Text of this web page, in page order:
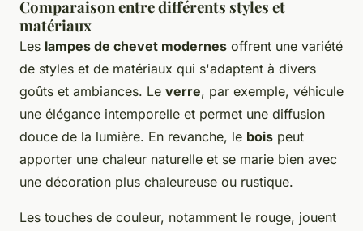
Comparaison entre différents styles et
matériaux
Les lampes de chevet modernes offrent une variété
de styles et de matériaux qui s'adaptent à divers
goûts et ambiances. Le verre, par exemple, véhicule
une élégance intemporelle et permet une diffusion
douce de la lumière. En revanche, le bois peut
apporter une chaleur naturelle et se marie bien avec
une décoration plus chaleureuse ou rustique.
Les touches de couleur, notamment le rouge, jouent